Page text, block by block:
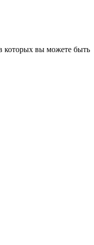
вы можете быть